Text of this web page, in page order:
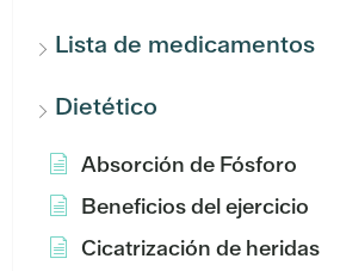
Lista de medicamentos
Dietético
Absorción de Fósforo
Beneficios del ejercicio
Cicatrización de heridas